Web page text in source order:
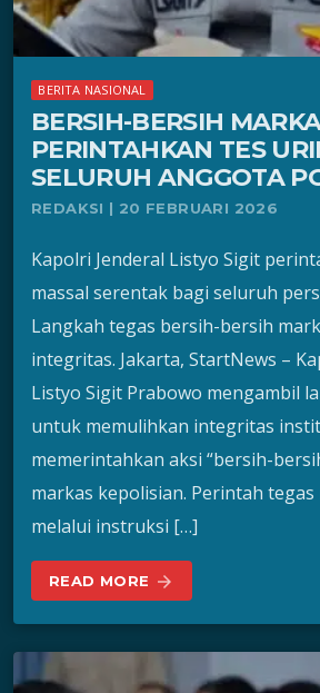
BERITA NASIONAL
BERSIH-BERSIH
PERINTAHKAN TES
SELURUH ANGGOTA
REDAKSI | 20 FEBRUARI 2026
Kapolri Jenderal Listyo Sigit
massal serentak bagi seluruh
Langkah tegas bersih-bersih
integritas. Jakarta, StartNews –
Listyo Sigit Prabowo mengambil
untuk memulihkan integritas
memerintahkan aksi “bersih-
markas kepolisian. Perintah
melalui instruksi […]
READ MORE arrow_forward